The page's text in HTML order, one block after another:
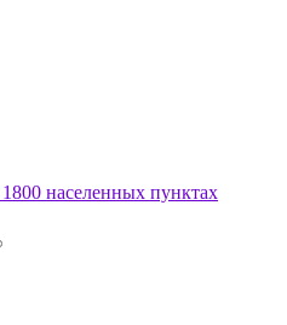
населенных пунктах